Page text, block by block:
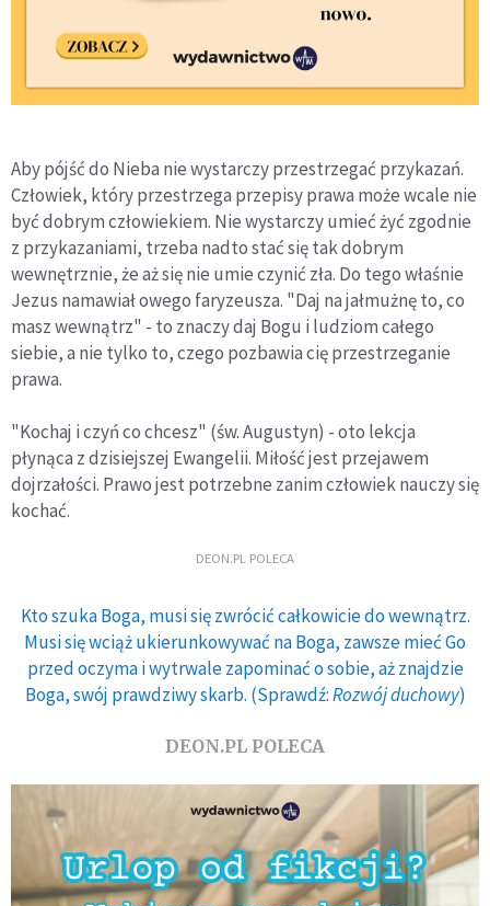
Aby pójść do Nieba nie wystarczy przestrzegać przykazań.
Człowiek, który przestrzega przepisy prawa może wcale nie
być dobrym człowiekiem. Nie wystarczy umieć żyć zgodnie
z przykazaniami, trzeba nadto stać się tak dobrym
wewnętrznie, że aż się nie umie czynić zła. Do tego właśnie
Jezus namawiał owego faryzeusza. "Daj na jałmużnę to, co
masz wewnątrz" - to znaczy daj Bogu i ludziom całego
siebie, a nie tylko to, czego pozbawia cię przestrzeganie
prawa.
"Kochaj i czyń co chcesz" (św. Augustyn) - oto lekcja
płynąca z dzisiejszej Ewangelii. Miłość jest przejawem
dojrzałości. Prawo jest potrzebne zanim człowiek nauczy się
kochać.
DEON.PL POLECA
Kto szuka Boga, musi się zwrócić całkowicie do wewnątrz.
Musi się wciąż ukierunkowywać na Boga, zawsze mieć Go
przed oczyma i wytrwale zapominać o sobie, aż znajdzie
Boga, swój prawdziwy skarb. (Sprawdź:Rozwój duchowy)
DEON.PL POLECA